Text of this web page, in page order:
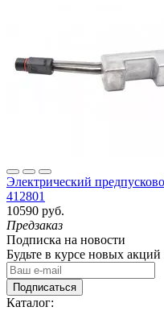
Электрический
412801
10590 руб.
Предзаказ
Подписка на новости
Будьте в курсе новых
Подписаться
Каталог: